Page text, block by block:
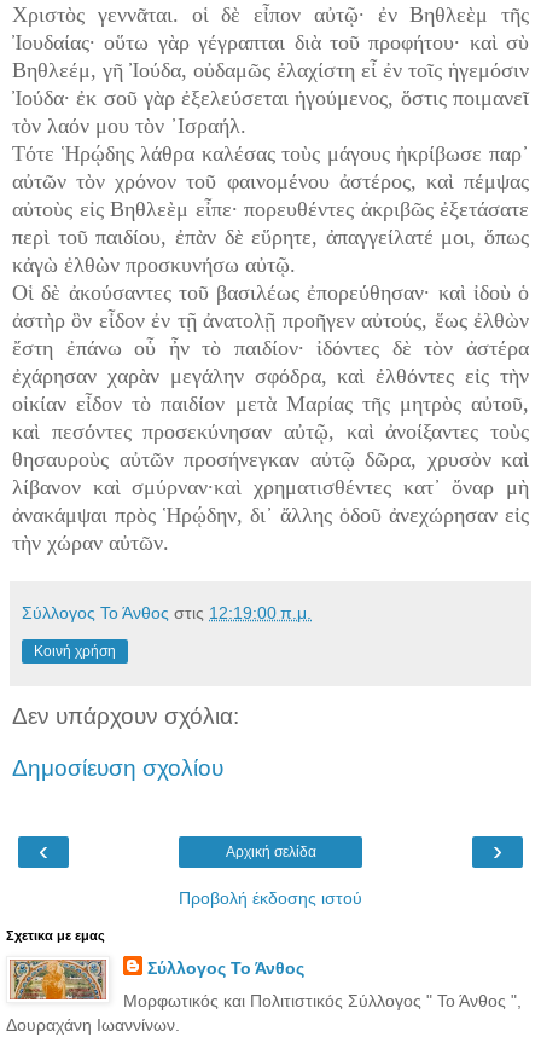
Χριστὸς γεννᾶται. οἱ δὲ εἶπον αὐτῷ· ἐν Βηθλεὲμ τῆς
Ἰουδαίας· οὕτω γὰρ γέγραπται διὰ τοῦ προφήτου· καὶ σὺ
Βηθλεέμ, γῆ Ἰούδα, οὐδαμῶς ἐλαχίστη εἶ ἐν τοῖς ἡγεμόσιν
Ἰούδα· ἐκ σοῦ γὰρ ἐξελεύσεται ἡγούμενος, ὅστις ποιμανεῖ
τὸν λαόν μου τὸν ᾿Ισραήλ.
Τότε Ἡρῴδης λάθρα καλέσας τοὺς μάγους ἠκρίβωσε παρ᾿
αὐτῶν τὸν χρόνον τοῦ φαινομένου ἀστέρος, καὶ πέμψας
αὐτοὺς εἰς Βηθλεὲμ εἶπε· πορευθέντες ἀκριβῶς ἐξετάσατε
περὶ τοῦ παιδίου, ἐπὰν δὲ εὕρητε, ἀπαγγείλατέ μοι, ὅπως
κἀγὼ ἐλθὼν προσκυνήσω αὐτῷ.
Οἱ δὲ ἀκούσαντες τοῦ βασιλέως ἐπορεύθησαν· καὶ ἰδοὺ ὁ
ἀστὴρ ὃν εἶδον ἐν τῇ ἀνατολῇ προῆγεν αὐτούς, ἕως ἐλθὼν
ἔστη ἐπάνω οὗ ἦν τὸ παιδίον· ἰδόντες δὲ τὸν ἀστέρα
ἐχάρησαν χαρὰν μεγάλην σφόδρα, καὶ ἐλθόντες εἰς τὴν
οἰκίαν εἶδον τὸ παιδίον μετὰ Μαρίας τῆς μητρὸς αὐτοῦ,
καὶ πεσόντες προσεκύνησαν αὐτῷ, καὶ ἀνοίξαντες τοὺς
θησαυροὺς αὐτῶν προσήνεγκαν αὐτῷ δῶρα, χρυσὸν καὶ
λίβανον καὶ σμύρναν·καὶ χρηματισθέντες κατ᾿ ὄναρ μὴ
ἀνακάμψαι πρὸς Ἡρῴδην, δι᾿ ἄλλης ὁδοῦ ἀνεχώρησαν εἰς
τὴν χώραν αὐτῶν.
Σύλλογος Το Άνθος στις 12:19:00 π.μ.
Κοινή χρήση
Δεν υπάρχουν σχόλια:
Δημοσίευση σχολίου
‹ ›
Αρχική σελίδα
Προβολή έκδοσης ιστού
Σχετικα με εμας
Σύλλογος Το Άνθος
Μορφωτικός και Πολιτιστικός Σύλλογος " Το Άνθος ",
Δουραχάνη Ιωαννίνων.